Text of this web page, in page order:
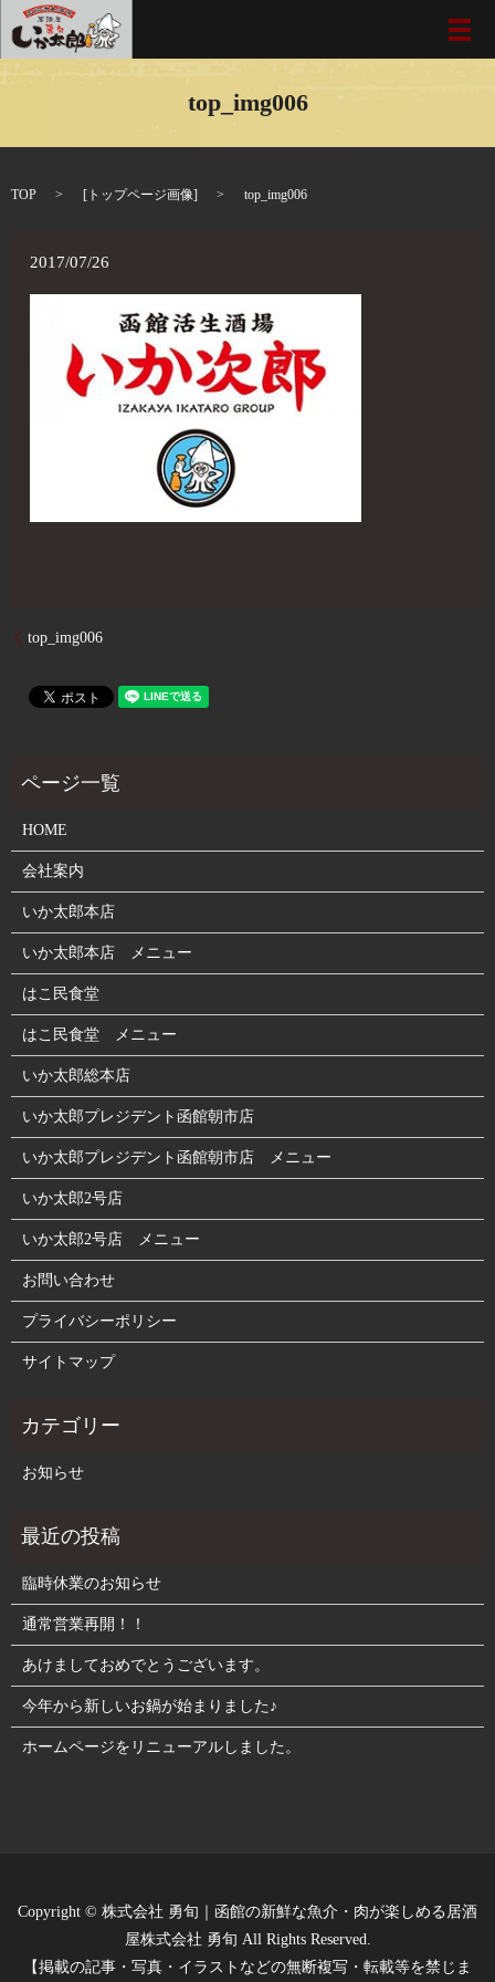
メ
top_img006
TOP [ トップページ画像] top_img006
2017/07/26
top_img006
HOME
会社案内
いか太郎本店
いか太郎本店 メニュー
はこ民食堂
はこ民食堂 メニュー
いか太郎総本店
いか太郎プレジデント函館朝市店
いか太郎プレジデント函館朝市店 メニュー
いか太郎2号店
いか太郎2号店 メニュー
お問い合わせ
プライバシーポリシー
サイトマップ
お知らせ
臨時休業のお知らせ
通常営業再開！！
あけましておめでとうございます。
今年から新しいお鍋が始まりました♪
ホームページをリニューアルしました。
Copyright © 株式会社 勇旬｜函館の新鮮な魚介・肉が楽しめる居酒
屋株式会社 勇旬 All Rights Reserved.
【掲載の記事・写真・イラストなどの無断複写・転載等を禁じま